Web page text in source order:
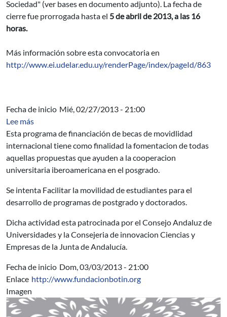
Sociedad" (ver bases en documento adjunto). La fecha de
cierre fue prorrogada hasta el 5 de abril de 2013, a las 16
horas.
Más información sobre esta convocatoria en
http://www.ei.udelar.edu.uy/renderPage/index/pageId/863
Fecha de inicio Mié, 02/27/2013 - 21:00
Lee mássobre Programa de Becas de Movilidad entre
Esta programa de financiación de becas de movidlidad
internacional tiene como finalidad la fomentacion de todas
aquellas propuestas que ayuden a la cooperacion
universitaria iberoamericana en el posgrado.
Se intenta Facilitar la movilidad de estudiantes para el
desarrollo de programas de postgrado y doctorados.
Dicha actividad esta patrocinada por el Consejo Andaluz de
Universidades y la Consejeria de innovacion Ciencias y
Empresas de la Junta de Andalucía.
Fecha de inicio Dom, 03/03/2013 - 21:00
Enlace http://www.fundacionbotin.org
Imagen